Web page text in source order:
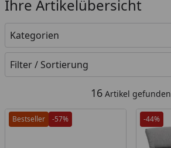
Ihre Artikelübersicht
Kategorien
Filter / Sortierung
16 Artikel gefunden
Bestseller -57% -44%